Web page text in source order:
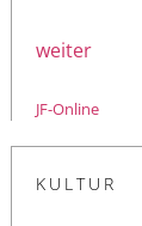
weiter
JF-Online
KULTUR